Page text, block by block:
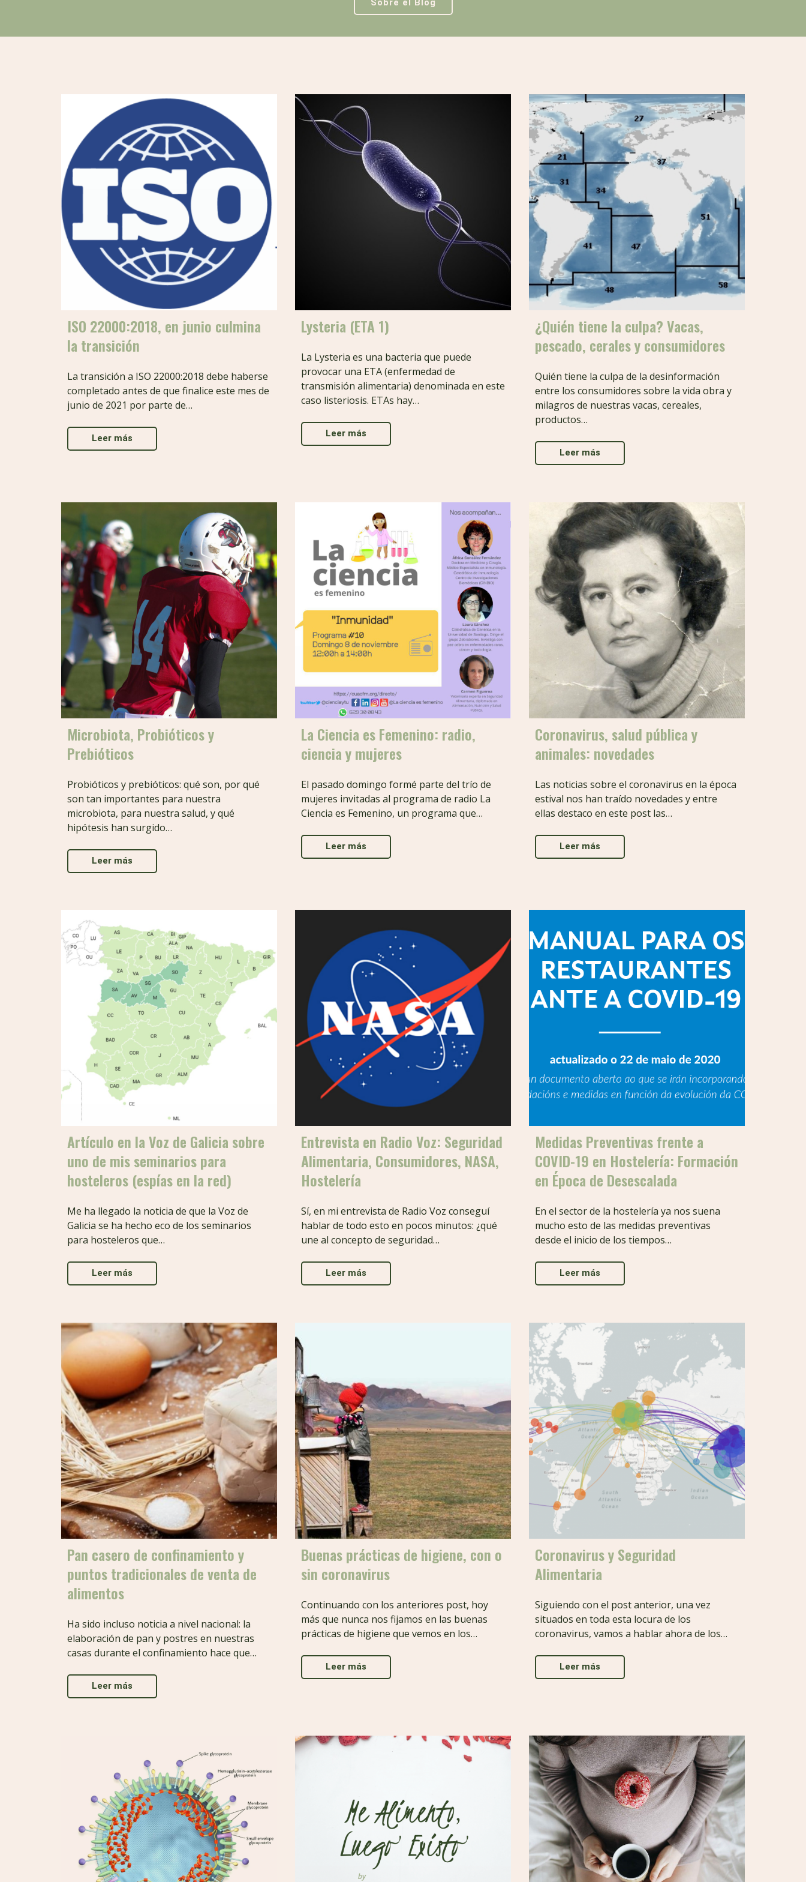
Sobre el Blog
ISO 22000:2018, en junio culmina
la transición
La transición a ISO 22000:2018 debe haberse
completado antes de que finalice este mes de
junio de 2021 por parte de…
Leer más
Lysteria (ETA 1)
La Lysteria es una bacteria que puede
provocar una ETA (enfermedad de
transmisión alimentaria) denominada en este
caso listeriosis. ETAs hay…
Leer más
¿Quién tiene la culpa? Vacas,
pescado, cerales y consumidores
Quién tiene la culpa de la desinformación
entre los consumidores sobre la vida obra y
milagros de nuestras vacas, cereales,
productos…
Leer más
Microbiota, Probióticos y
Prebióticos
Probióticos y prebióticos: qué son, por qué
son tan importantes para nuestra
microbiota, para nuestra salud, y qué
hipótesis han surgido…
Leer más
La Ciencia es Femenino: radio,
ciencia y mujeres
El pasado domingo formé parte del trío de
mujeres invitadas al programa de radio La
Ciencia es Femenino, un programa que…
Leer más
Coronavirus, salud pública y
animales: novedades
Las noticias sobre el coronavirus en la época
estival nos han traído novedades y entre
ellas destaco en este post las…
Leer más
Artículo en la Voz de Galicia sobre
uno de mis seminarios para
hosteleros (espías en la red)
Me ha llegado la noticia de que la Voz de
Galicia se ha hecho eco de los seminarios
para hosteleros que…
Leer más
Entrevista en Radio Voz: Seguridad
Alimentaria, Consumidores, NASA,
Hostelería
Sí, en mi entrevista de Radio Voz conseguí
hablar de todo esto en pocos minutos: ¿qué
une al concepto de seguridad…
Leer más
Medidas Preventivas frente a
COVID-19 en Hostelería: Formación
en Época de Desescalada
En el sector de la hostelería ya nos suena
mucho esto de las medidas preventivas
desde el inicio de los tiempos…
Leer más
Pan casero de confinamiento y
puntos tradicionales de venta de
alimentos
Ha sido incluso noticia a nivel nacional: la
elaboración de pan y postres en nuestras
casas durante el confinamiento hace que…
Leer más
Buenas prácticas de higiene, con o
sin coronavirus
Continuando con los anteriores post, hoy
más que nunca nos fijamos en las buenas
prácticas de higiene que vemos en los…
Leer más
Coronavirus y Seguridad
Alimentaria
Siguiendo con el post anterior, una vez
situados en toda esta locura de los
coronavirus, vamos a hablar ahora de los…
Leer más